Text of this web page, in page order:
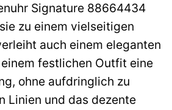
Signature 88664434
zu einem vielseitigen
auch einem eleganten
festlichen Outfit eine
ohne aufdringlich zu
Linien und das dezente